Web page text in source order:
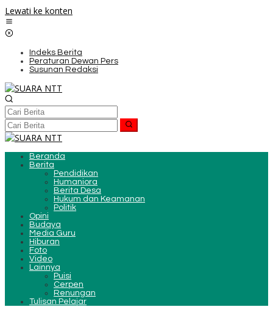
Lewati ke konten
Indeks Berita
Peraturan Dewan Pers
Susunan Redaksi
Beranda
Berita
Pendidikan
Humaniora
Berita Desa
Hukum dan Keamanan
Politik
Opini
Budaya
Media Guru
Hiburan
Foto
Video
Lainnya
Puisi
Cerpen
Renungan
Tulisan Pelajar